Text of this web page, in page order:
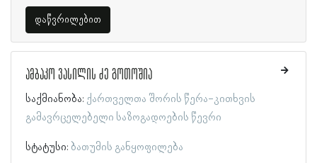
დაწვრილებით
ამბაკო ვასილის ძე გოთოშია
საქმიანობა: ქართველთა შორის წერა-კითხვის
გამავრცელებელი საზოგადოების წევრი
სტატუსი: ბათუმის განყოფილება